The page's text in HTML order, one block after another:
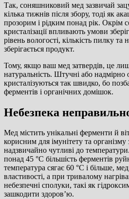
Так, соняшниковий мед зазвичай
кілька тижнів після збору, тоді як
прозорим і рідким понад рік. Окрім
кристалізації впливають умови
рівень вологості, кількість пилку та
зберігається продукт.
Тому, якщо ваш мед затвердів, це
натуральність. Штучні або надмірно
кристалізуються так швидко, бо
ферментів і органічних домішок.
Небезпека
Мед містить унікальні ферменти й
корисним для імунітету та
надзвичайно чутливі до
понад 45 °C більшість ферментів
температура сягає 60 °C і більше, мед
властивості, а при тривалому
небезпечні сполуки, такі як
зашкодити здоров’ю.